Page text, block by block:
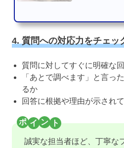
4. 質問への対応力をチェッ
質問に対してすぐに明確な
「あとで調べます」と言っ
るか
回答に根拠や理由が示され
誠実な担当者ほど、丁寧な